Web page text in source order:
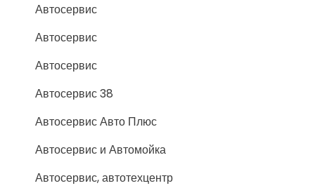
Автосервис
Автосервис
Автосервис
Автосервис 38
Автосервис Авто Плюс
Автосервис и Автомойка
Автосервис, автотехцентр